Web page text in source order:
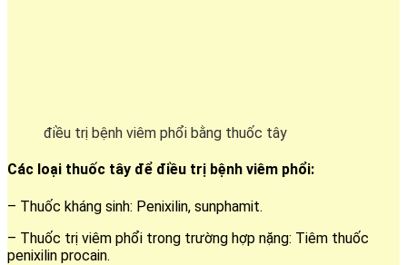
điều trị bệnh viêm phổi bằng thuốc tây
Các loại thuốc tây để điều trị bệnh viêm phổi:
– Thuốc kháng sinh: Penixilin, sunphamit.
– Thuốc trị viêm phổi trong trường hợp nặng: Tiêm thuốc
penixilin procain.